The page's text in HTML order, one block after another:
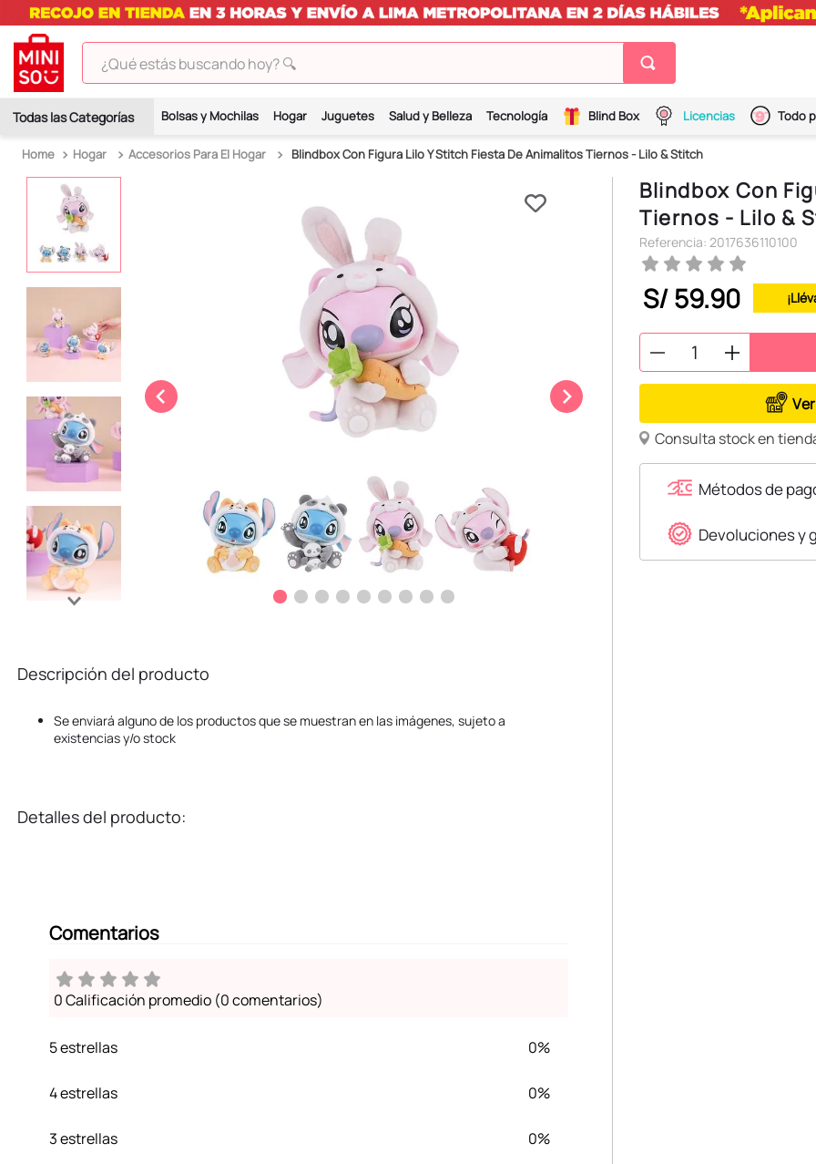
¿Qué estás buscando hoy? 🔍
Bolsas y Mochilas Hogar Juguetes Salud y Belleza Tecnología Blind Box Licencias Todo
Hogar Accesorios Para El Hogar Blindbox Con Figura Lilo Y Stitch Fiesta De Animalitos Tiernos - Lilo & Stitch
Descripción del producto
Se enviará alguno de los productos que se muestran en las imágenes, sujeto a
existencias y/o stock
Detalles del producto:
Comentarios
0 Calificación promedio (0 comentarios)
5 estrellas 0%
4 estrellas 0%
3 estrellas 0%
Blindbox Con
Tiernos - Lilo &
Referencia: 2017636110100
S/59.90
Consulta stock en
Métodos de
Devoluciones y
2.
hello kitty